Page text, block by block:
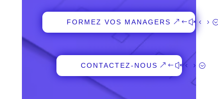
FORMEZ VOS MANAGERS
CONTACTEZ-NOUS